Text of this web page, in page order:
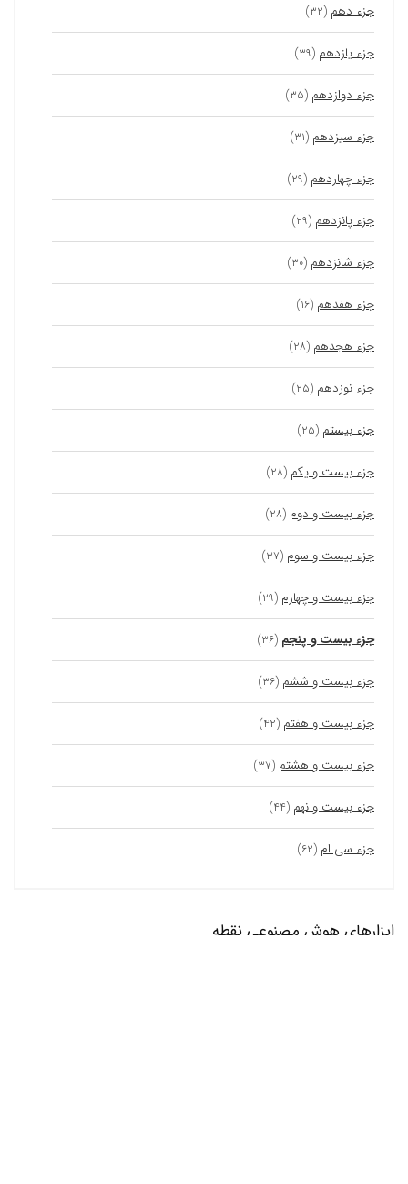
جزء دهم (۳۲)
جزء یازدهم (۳۹)
جزء دوازدهم (۳۵)
جزء سیزدهم (۳۱)
جزء چهاردهم (۲۹)
جزء پانزدهم (۲۹)
جزء شانزدهم (۳۰)
جزء هفدهم (۱۶)
جزء هجدهم (۲۸)
جزء نوزدهم (۲۵)
جزء بیستم (۲۵)
جزء بیست و یکم (۲۸)
جزء بیست و دوم (۲۸)
جزء بیست و سوم (۳۷)
جزء بیست و چهارم (۲۹)
جزء بیست و پنجم (۳۶)
جزء بیست و ششم (۳۶)
جزء بیست و هفتم (۴۲)
جزء بیست و هشتم (۳۷)
جزء بیست و نهم (۴۴)
جزء سی ام (۶۲)
ابزارهای هوش مصنوعی نقطه